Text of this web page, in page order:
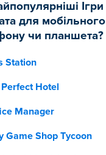
Ігри
для мобільного
чи планшета?
Station
Hotel
Manager
Game Shop Tycoon